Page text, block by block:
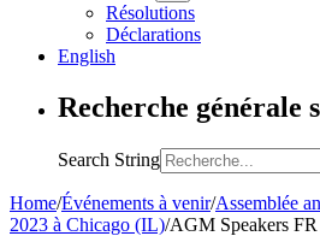
Résolutions
Déclarations
English
Recherche générale
Search String
Home/Événements à venir/Assemblée
2023 à Chicago (IL)/AGM Speakers FR